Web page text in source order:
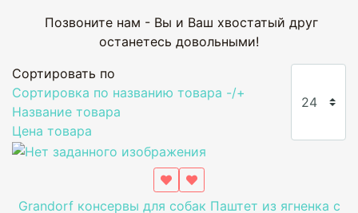
Позвоните нам - Вы и Ваш хвостатый друг
останетесь довольными!
Сортировать по
Сортировка по названию товара -/+
Название товара
Цена товара
Grandorf консервы для собак Паштет из ягненка с